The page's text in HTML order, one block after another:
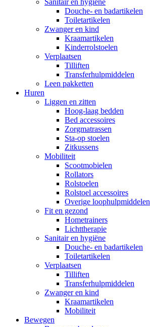
Sanitair en hygiëne
Douche- en badartikelen
Toiletartikelen
Zwanger en kind
Kraamartikelen
Kinderrolstoelen
Verplaatsen
Tilliften
Transferhulpmiddelen
Leen pakketten
Huren
Liggen en zitten
Hoog-laag bedden
Bed accessoires
Zorgmatrassen
Sta-op stoelen
Zitkussens
Mobiliteit
Scootmobielen
Rollators
Rolstoelen
Rolstoel accessoires
Overige loophulpmiddelen
Fit en gezond
Hometrainers
Lichttherapie
Sanitair en hygiëne
Douche- en badartikelen
Toiletartikelen
Verplaatsen
Tilliften
Transferhulpmiddelen
Zwanger en kind
Kraamartikelen
Mobiliteit
Bewegen